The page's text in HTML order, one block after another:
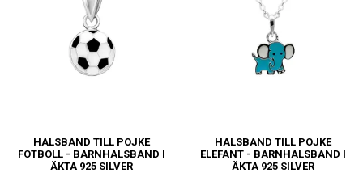
HALSBAND TILL POJKE
FOTBOLL - BARNHALSBAND I
ÄKTA 925 SILVER
HALSBAND TILL POJKE
ELEFANT - BARNHALSBAND I
ÄKTA 925 SILVER